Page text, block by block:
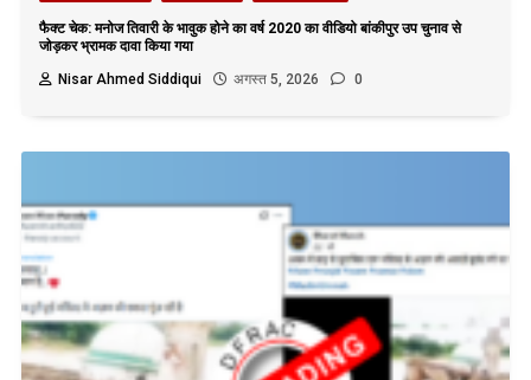
फैक्ट चेक: मनोज तिवारी के भावुक होने का वर्ष 2020 का वीडियो बांकीपुर उप चुनाव से
जोड़कर भ्रामक दावा किया गया
Nisar Ahmed Siddiqui
अगस्त 5, 2026 0